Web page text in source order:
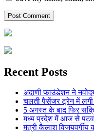
Recent Posts
अदाणी फाउंडेशन ने नवोदय
चलती पैसेंजर ट्रेन में लगी
5 अगस्त के बाद फिर
मध्य प्रदेश में आज से
मंत्री कैलाश विजयवर्गीय